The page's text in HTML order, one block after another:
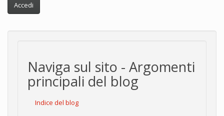
Accedi
Naviga sul sito - Argomenti
principali del blog
Indice del blog